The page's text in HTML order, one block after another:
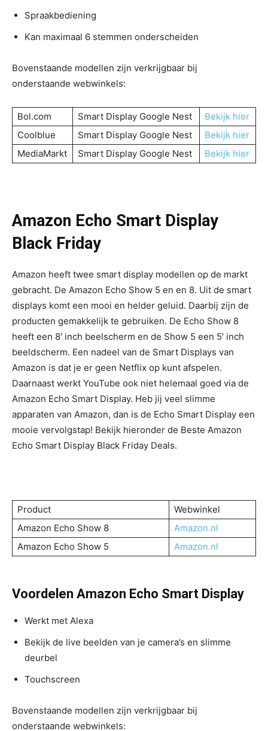
Spraakbediening
Kan maximaal 6 stemmen onderscheiden
Bovenstaande modellen zijn verkrijgbaar bij
onderstaande webwinkels:
Bol.com Smart Display Google Nest
Bekijk hier
Coolblue
Smart Display Google Nest
Bekijk hier
MediaMarkt
Smart Display Google Nest Bekijk hier
Amazon Echo Smart Display
Black Friday
Amazon heeft twee smart display modellen op de markt
gebracht. De Amazon Echo Show 5 en en 8. Uit de smart
displays komt een mooi en helder geluid. Daarbij zijn de
producten gemakkelijk te gebruiken. De Echo Show 8
heeft een 8′ inch beelscherm en de Show 5 een 5′ inch
beeldscherm. Een nadeel van de Smart Displays van
Amazon is dat je er geen Netflix op kunt afspelen.
Daarnaast werkt YouTube ook niet helemaal goed via de
Amazon Echo Smart Display. Heb jij veel slimme
apparaten van Amazon, dan is de Echo Smart Display een
mooie vervolgstap! Bekijk hieronder de Beste Amazon
Echo Smart Display Black Friday Deals.
Product
Webwinkel
Amazon Echo Show 8
Amazon.nl
Amazon Echo Show 5
Amazon.nl
Voordelen Amazon Echo Smart Display
Werkt met Alexa
Bekijk de live beelden van je camera’s en slimme
deurbel
Touchscreen
Bovenstaande modellen zijn verkrijgbaar bij
onderstaande webwinkels: